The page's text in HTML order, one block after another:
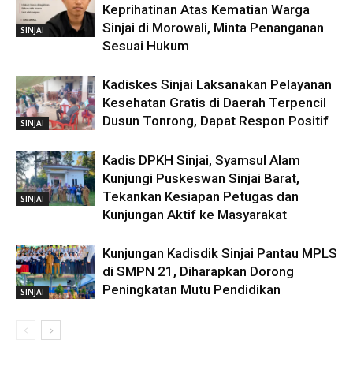
SINJAI
Keprihatinan Atas Kematian Warga
Sinjai di Morowali, Minta Penanganan
Sesuai Hukum
SINJAI
Kadiskes Sinjai Laksanakan Pelayanan
Kesehatan Gratis di Daerah Terpencil
Dusun Tonrong, Dapat Respon Positif
SINJAI
Kadis DPKH Sinjai, Syamsul Alam
Kunjungi Puskeswan Sinjai Barat,
Tekankan Kesiapan Petugas dan
Kunjungan Aktif ke Masyarakat
SINJAI
Kunjungan Kadisdik Sinjai Pantau MPLS
di SMPN 21, Diharapkan Dorong
Peningkatan Mutu Pendidikan